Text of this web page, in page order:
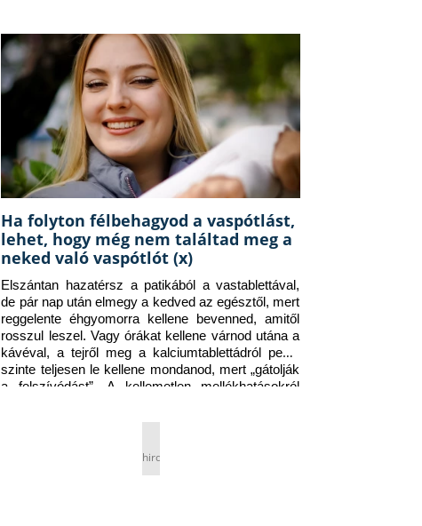
Ha folyton félbehagyod a vaspótlást,
lehet, hogy még nem találtad meg a
neked való vaspótlót (x)
Elszántan hazatérsz a patikából a vastablettával,
de pár nap után elmegy a kedved az egésztől, mert
reggelente éhgyomorra kellene bevenned, amitől
rosszul leszel. Vagy órákat kellene várnod utána a
kávéval, a tejről meg a kalciumtablettádról pedig
szinte teljesen le kellene mondanod, mert „gátolják
a felszívódást”. A kellemetlen mellékhatásokról
hirdetés